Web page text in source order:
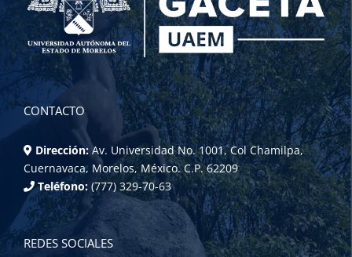
CONTACTO
Dirección: Av. Universidad No. 1001, Col Chamilpa,
Cuernavaca, Morelos, México. C.P. 62209
Teléfono: (777) 329-70-63
REDES SOCIALES